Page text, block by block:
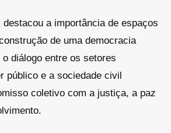
a importância de espaços
de uma democracia
diálogo entre os setores
público e a sociedade civil
coletivo com a justiça, a paz